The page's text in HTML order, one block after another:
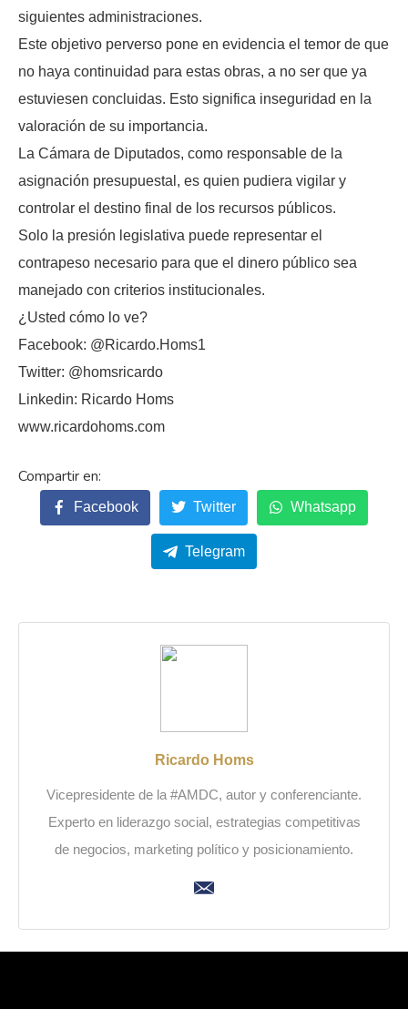
siguientes administraciones.
Este objetivo perverso pone en evidencia el temor de que
no haya continuidad para estas obras, a no ser que ya
estuviesen concluidas. Esto significa inseguridad en la
valoración de su importancia.
La Cámara de Diputados, como responsable de la
asignación presupuestal, es quien pudiera vigilar y
controlar el destino final de los recursos públicos.
Solo la presión legislativa puede representar el
contrapeso necesario para que el dinero público sea
manejado con criterios institucionales.
¿Usted cómo lo ve?
Facebook: @Ricardo.Homs1
Twitter: @homsricardo
Linkedin: Ricardo Homs
www.ricardohoms.com
Facebook Twitter Whatsapp
Telegram
Ricardo Homs
Vicepresidente de la #AMDC, autor y conferenciante.
Experto en liderazgo social, estrategias competitivas
de negocios, marketing político y posicionamiento.